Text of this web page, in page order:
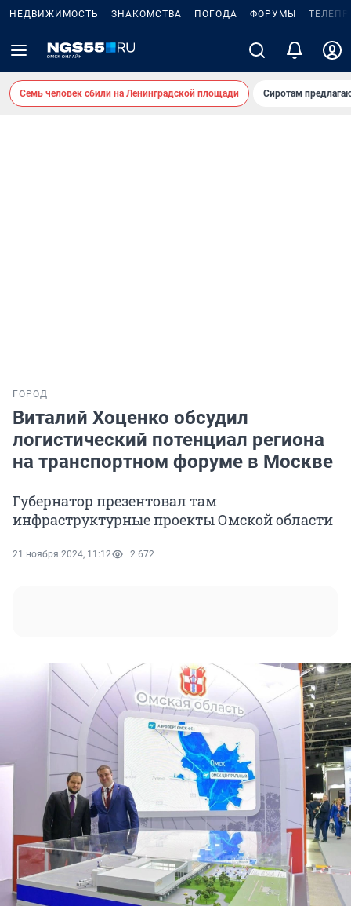
НЕДВИЖИМОСТЬ ЗНАКОМСТВА ПОГОДА ФОРУМЫ
Семь человек сбили на Ленинградской площади Сиротам
ГОРОД
Виталий Хоценко обсудил
логистический потенциал региона
на транспортном форуме в Москве
Губернатор презентовал там
инфраструктурные проекты Омской области
21 ноября 2024, 11:12 2 672